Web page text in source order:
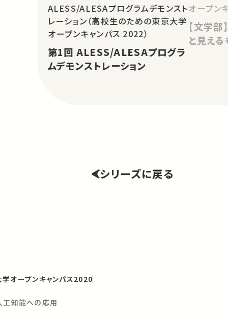
ALESS/ALESAプログラムデモンスト
レーション（高校生のための東京大学
オープンキャンパス 2022）
第1回 ALESS/ALESAプログラ
ムデモンストレーション
オープン
【文学部
と見え
シリーズに戻る
オープンキャンパス2020
工知能への応用